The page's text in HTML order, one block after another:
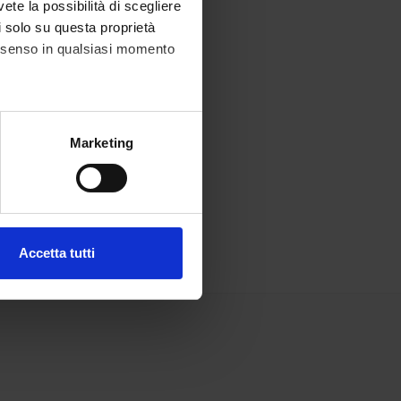
la possibilità di scegliere
su questa proprietà
in qualsiasi momento
metro,Marketing
Accetta tutti